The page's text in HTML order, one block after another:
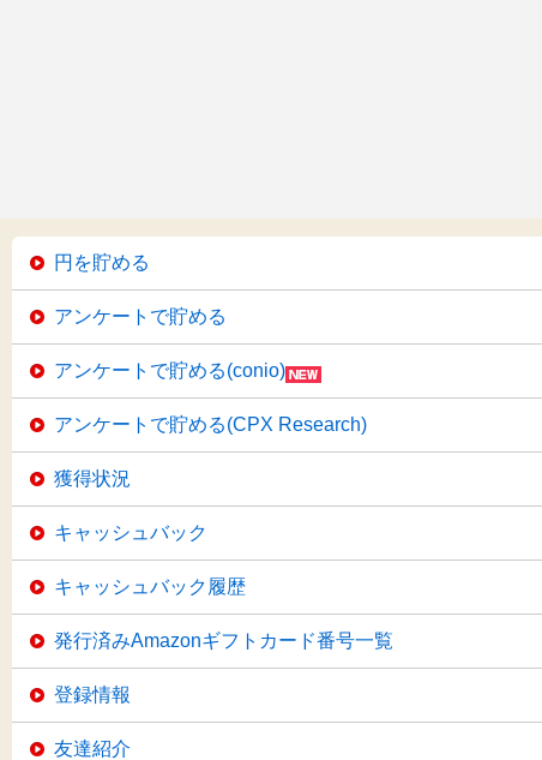
円を貯める
アンケートで貯める
アンケートで貯める(conio)
アンケートで貯める(CPX Research)
獲得状況
キャッシュバック
キャッシュバック履歴
発行済みAmazonギフトカード番号一覧
登録情報
友達紹介